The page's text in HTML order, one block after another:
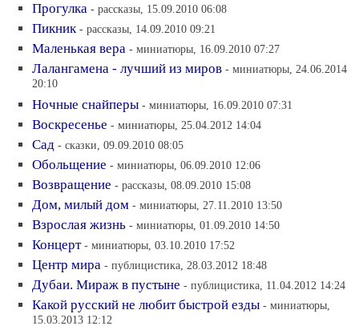
Прогулка - рассказы, 15.09.2010 06:08
Пикник - рассказы, 14.09.2010 09:21
Маленькая вера - миниатюры, 16.09.2010 07:27
Лалангамена - лучший из миров - миниатюры, 24.06.2014
20:10
Ночные снайперы - миниатюры, 16.09.2010 07:31
Воскресенье - миниатюры, 25.04.2012 14:04
Сад - сказки, 09.09.2010 08:05
Обольщение - миниатюры, 06.09.2010 12:06
Возвращение - рассказы, 08.09.2010 15:08
Дом, милый дом - миниатюры, 27.11.2010 13:50
Взрослая жизнь - миниатюры, 01.09.2010 14:50
Концерт - миниатюры, 03.10.2010 17:52
Центр мира - публицистика, 28.03.2012 18:48
Дубаи. Мираж в пустыне - публицистика, 11.04.2012 14:24
Какой русский не любит быстрой езды - миниатюры,
15.03.2013 12:12